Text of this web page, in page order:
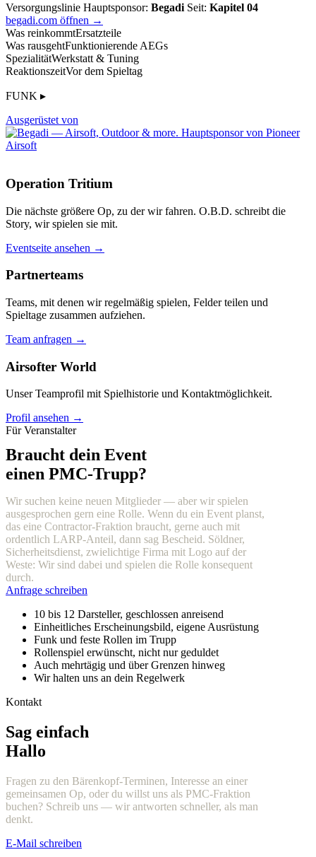
Versorgungslinie Hauptsponsor: Begadi Seit: Kapitel 04
begadi.com öffnen →
Was reinkommtErsatzteile
Was rausgehtFunktionierende AEGs
SpezialitätWerkstatt & Tuning
ReaktionszeitVor dem Spieltag
FUNK ▸
Ausgerüstet von
Operation Tritium
Die nächste größere Op, zu der wir fahren. O.B.D. schreibt die
Story, wir spielen sie mit.
Eventseite ansehen →
Partnerteams
Teams, mit denen wir regelmäßig spielen, Felder teilen und
Spieltage zusammen aufziehen.
Team anfragen →
Airsofter World
Unser Teamprofil mit Spielhistorie und Kontaktmöglichkeit.
Profil ansehen →
Für Veranstalter
Braucht dein Event
einen PMC-Trupp?
Wir suchen keine neuen Mitglieder — aber wir spielen
ausgesprochen gern eine Rolle. Wenn du ein Event planst,
das eine Contractor-Fraktion braucht, gerne auch mit
ordentlich LARP-Anteil, dann sag Bescheid. Söldner,
Sicherheitsdienst, zwielichtige Firma mit Logo auf der
Weste: Wir sind dabei und spielen die Rolle konsequent
durch.
Anfrage schreiben
10 bis 12 Darsteller, geschlossen anreisend
Einheitliches Erscheinungsbild, eigene Ausrüstung
Funk und feste Rollen im Trupp
Rollenspiel erwünscht, nicht nur geduldet
Auch mehrtägig und über Grenzen hinweg
Wir halten uns an dein Regelwerk
Kontakt
Sag einfach
Hallo
Fragen zu den Bärenkopf-Terminen, Interesse an einer
gemeinsamen Op, oder du willst uns als PMC-Fraktion
buchen? Schreib uns — wir antworten schneller, als man
denkt.
E-Mail schreiben